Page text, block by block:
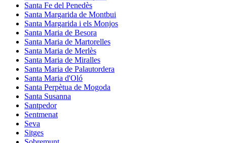
Santa Fe del Penedès
Santa Margarida de Montbui
Santa Margarida i els Monjos
Santa Maria de Besora
Santa Maria de Martorelles
Santa Maria de Merlès
Santa Maria de Miralles
Santa Maria de Palautordera
Santa Maria d'Oló
Santa Perpètua de Mogoda
Santa Susanna
Santpedor
Sentmenat
Seva
Sitges